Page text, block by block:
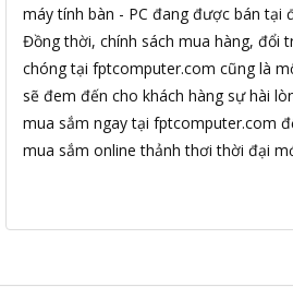
máy tính bàn - PC đang được bán tại
Đồng thời, chính sách mua hàng, đổi
chóng tại fptcomputer.com cũng là
sẽ đem đến cho khách hàng sự hài
mua sắm ngay tại fptcomputer.com
mua sắm online thảnh thơi thời đại